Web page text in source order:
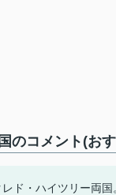
のコメント(お
ド・ハイツリー両